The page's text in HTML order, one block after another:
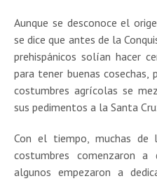
Aunque se desconoce el
se dice que antes de la
prehispánicos solían hacer
para tener buenas cosechas,
costumbres agrícolas se
sus pedimentos a la Santa
Con el tiempo, muchas de
costumbres comenzaron a
algunos empezaron a